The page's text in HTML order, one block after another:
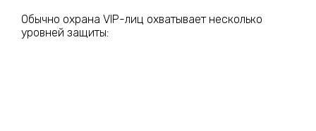
Обычно охрана VIP-лиц охватывает несколько
уровней защиты: